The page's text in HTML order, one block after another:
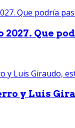
2027. Que
y Luis